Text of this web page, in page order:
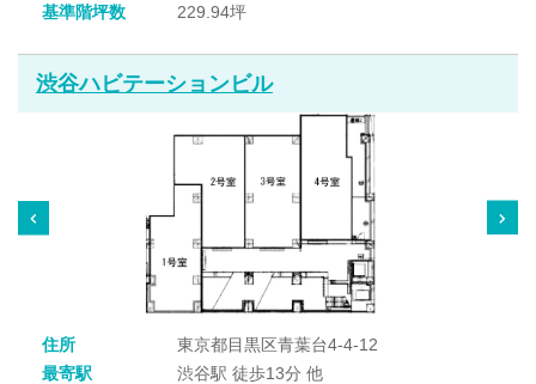
基準階坪数
229.94坪
渋谷ハビテーションビル
住所
東京都目黒区青葉台4-4-12
最寄駅
渋谷駅 徒歩13分 他